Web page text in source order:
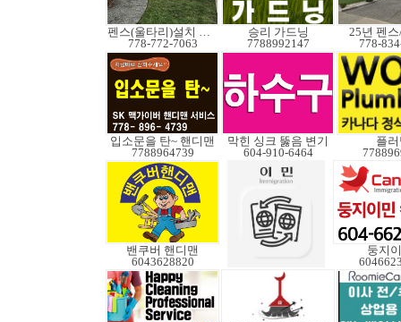
펜스(울타리)설치 수리
778-772-7063
승리 가드닝
7788992147
25년 펜
778-
입소문을 탄~ 핸디맨
7788964739
막힌 싱크 뚫음 변기
604-910-6464
플
밴쿠버 핸디맨
6043628820
둥지